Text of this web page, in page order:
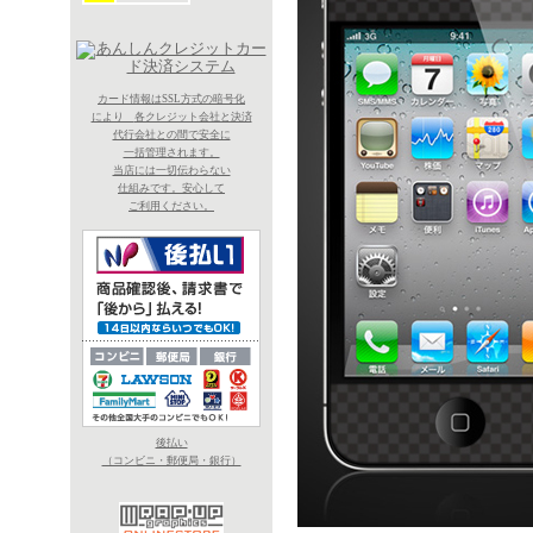
カード情報はSSL方式の暗号化
により 各クレジット会社と決済
代行会社との間で安全に
一括管理されます。
当店には一切 伝わらない
仕組みです。 安心して
ご利用ください。
後払い
（コンビニ・郵便局・銀行）